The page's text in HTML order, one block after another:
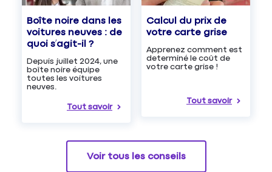
Boîte noire dans les
voitures neuves : de
quoi s’agit-il ?
Depuis juillet 2024, une
boîte noire équipe
toutes les voitures
neuves.
Tout savoir
Calcul du prix de
votre carte grise
Apprenez comment est
determiné le coût de
votre carte grise !
Tout savoir
Voir tous les conseils